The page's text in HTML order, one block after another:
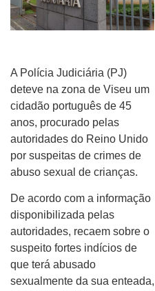
A Polícia Judiciária (PJ)
deteve na zona de Viseu um
cidadão português de 45
anos, procurado pelas
autoridades do Reino Unido
por suspeitas de crimes de
abuso sexual de crianças.
De acordo com a informação
disponibilizada pelas
autoridades, recaem sobre o
suspeito fortes indícios de
que terá abusado
sexualmente da sua enteada,